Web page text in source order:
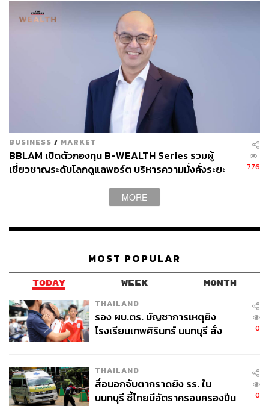
BUSINESS / MARKET
BBLAM เปิดตัวกองทุน B-WEALTH Series รวมผู้
เชี่ยวชาญระดับโลกดูแลพอร์ต บริหารความมั่งคั่งระยะ
776
MORE
MOST POPULAR
TODAY WEEK MONTH
THAILAND
รอง ผบ.ตร. บัญชาการเหตุยิง
โรงเรียนเทพศิรินทร์ นนทบุรี สั่ง
0
THAILAND
สื่อนอกจับตากราดยิง รร. ใน
นนทบุรี ชี้ไทยมีอัตราครอบครองปืน
0